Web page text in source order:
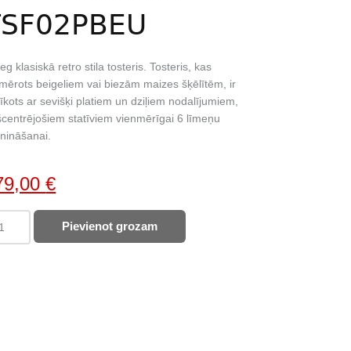
klasiskā retro stila tosteris. Tosteris, kas
beigeliem vai biezām maizes šķēlītēm, ir
ar sevišķi platiem un dziļiem nodalījumiem,
statīviem vienmērīgai 6 līmeņu
€Current
price
is:
Pievienot grozam